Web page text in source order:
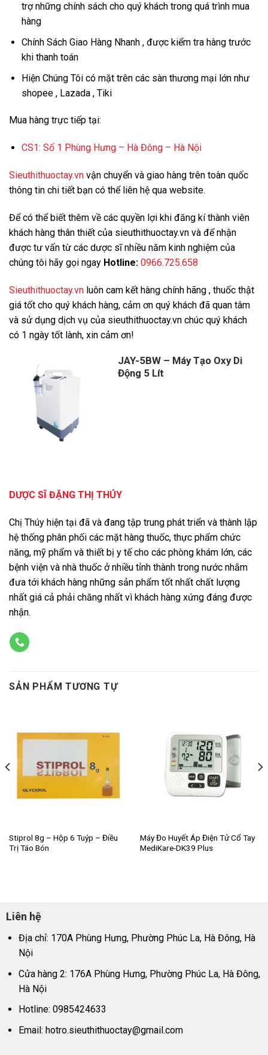
trợ những chính sách cho quý khách trong quá trình mua
hàng
Chính Sách Giao Hàng Nhanh , được kiểm tra hàng trước
khi thanh toán
Hiện Chúng Tôi có mặt trên các sàn thương mại lớn như
shopee , Lazada , Tiki
Mua hàng trực tiếp tại:
CS1: Số 1 Phùng Hưng – Hà Đông – Hà Nội
Sieuthithuoctay.vn vận chuyển và giao hàng trên toàn quốc
thông tin chi tiết bạn có thể liên hệ qua website.
Để có thể biết thêm về các quyền lợi khi đăng kí thành viên
khách hàng thân thiết của sieuthithuoctay.vn và để nhận
được tư vấn từ các dược sĩ nhiều năm kinh nghiệm của
chúng tôi hãy gọi ngay Hotline: 0966.725.658
Sieuthithuoctay.vn luôn cam kết hàng chính hãng , thuốc thật
giá tốt cho quý khách hàng, cảm ơn quý khách đã quan tâm
và sử dụng dịch vụ của sieuthithuoctay.vn chúc quý khách
có 1 ngày tốt lành, xin cảm ơn!
JAY-5BW – Máy Tạo Oxy Di
Động 5 Lít
DƯỢC SĨ ĐẶNG THỊ THÚY
Chị Thúy hiện tại đã và đang tập trung phát triển và thành lập
hệ thống phân phối các mặt hàng thuốc, thực phẩm chức
năng, mỹ phẩm và thiết bị y tế cho các phòng khám lớn, các
bệnh viện và nhà thuốc ở nhiều tỉnh thành trong nước nhằm
đưa tới khách hàng những sản phẩm tốt nhất chất lượng
nhất giá cả phải chăng nhất vì khách hàng xứng đáng được
nhận.
SẢN PHẨM TƯƠNG TỰ
Stiprol 8g – Hộp 6 Tuýp – Điều
Trị Táo Bón
Máy Đo Huyết Áp Điện Tử Cổ Tay
MediKare-DK39 Plus
Liên hệ
Địa chỉ: 170A Phùng Hưng, Phường Phúc La, Hà Đông, Hà
Nội
Cửa hàng 2: 176A Phùng Hưng, Phường Phúc La, Hà Đông,
Hà Nội
Hotline: 0985424633
Email: hotro.sieuthithuoctay@gmail.com